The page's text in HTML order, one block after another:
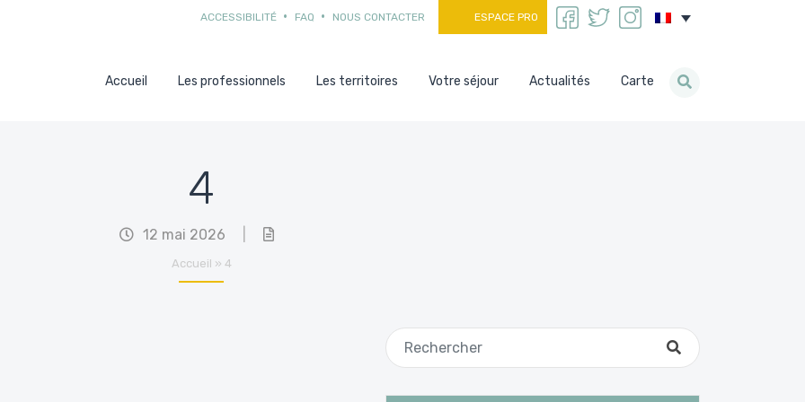
ACCESSIBILITÉ FAQ NOUS CONTACTER ESPACE PRO
Accueil Les professionnels Les territoires Votre séjour Actualités Carte
4
12 mai 2026
Accueil » 4